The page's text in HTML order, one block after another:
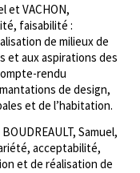
et VACHON,
faisabilité :
de milieux de
et aux aspirations des
rendu
de design,
et de l’habitation.
Samuel,
acceptabilité,
et de réalisation de